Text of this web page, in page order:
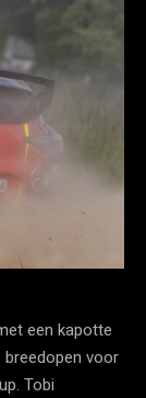
een kapotte
breedopen voor
Tobi